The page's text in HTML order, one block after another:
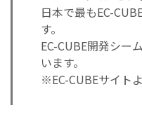
内製化支援
補助金活用支援
導入事例
日本で最もEC-
す。
EC-CUBE開発シー
います。
※EC-CUBEサイト